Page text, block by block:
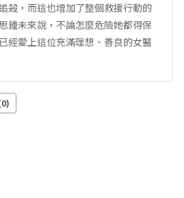
殺，而這也增加了整個救援行動的
鍾未來說，不論怎麼危險她都得保
經愛上這位充滿理想、善良的女醫
0)